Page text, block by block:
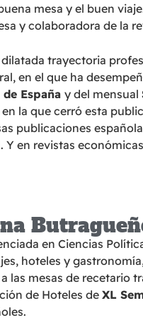
mesa y el buen
y colaboradora de la
dilatada trayectoria
en el que ha
España y del mensual
la que cerró esta
publicaciones
. Y en revistas
en Ciencias
hoteles y
las mesas de recetario
de Hoteles deXL